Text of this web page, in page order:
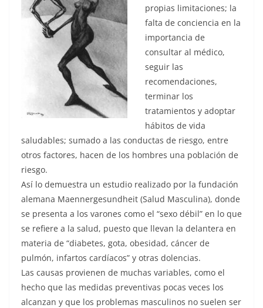
propias limitaciones; la
falta de conciencia en la
importancia de
consultar al médico,
seguir las
recomendaciones,
terminar los
tratamientos y adoptar
hábitos de vida
saludables; sumado a las conductas de riesgo, entre
otros factores, hacen de los hombres una población de
riesgo.
Así lo demuestra un estudio realizado por la fundación
alemana Maennergesundheit (Salud Masculina), donde
se presenta a los varones como el “sexo débil” en lo que
se refiere a la salud, puesto que llevan la delantera en
materia de “diabetes, gota, obesidad, cáncer de
pulmón, infartos cardíacos” y otras dolencias.
Las causas provienen de muchas variables, como el
hecho que las medidas preventivas pocas veces los
alcanzan y que los problemas masculinos no suelen ser